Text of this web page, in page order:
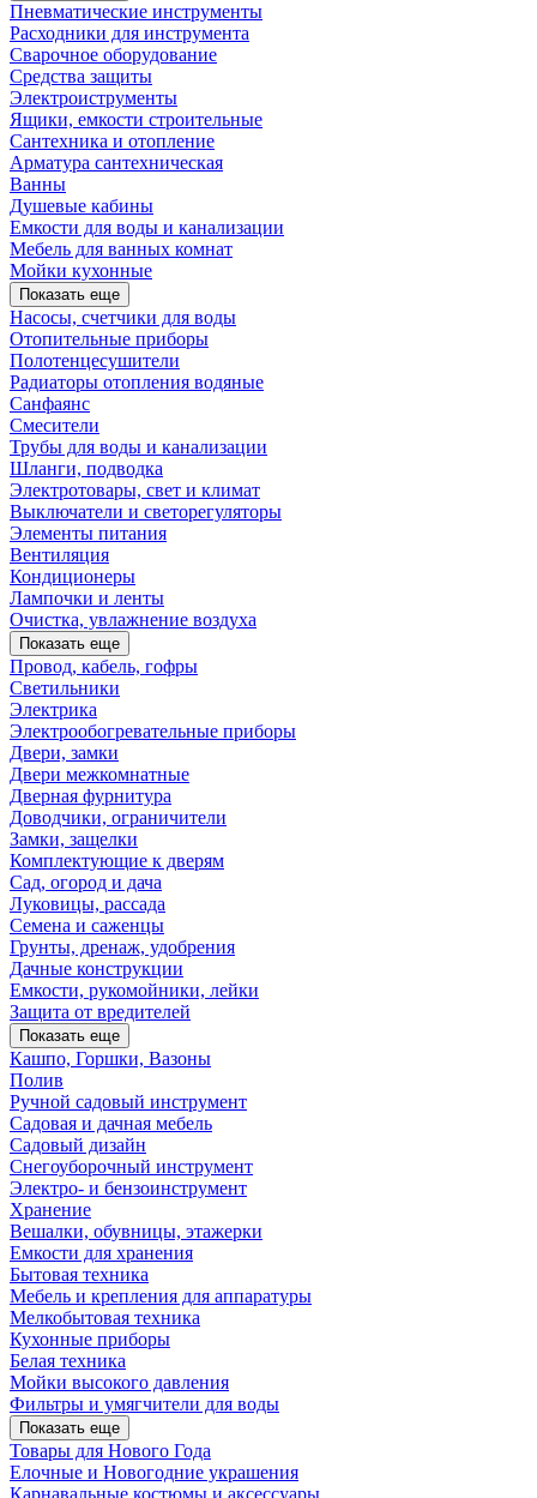
Пневматические инструменты
Расходники для инструмента
Сварочное оборудование
Средства защиты
Электроиструменты
Ящики, емкости строительные
Сантехника и отопление
Арматура сантехническая
Ванны
Душевые кабины
Емкости для воды и канализации
Мебель для ванных комнат
Мойки кухонные
Показать еще
Насосы, счетчики для воды
Отопительные приборы
Полотенцесушители
Радиаторы отопления водяные
Санфаянс
Смесители
Трубы для воды и канализации
Шланги, подводка
Электротовары, свет и климат
Выключатели и светорегуляторы
Элементы питания
Вентиляция
Кондиционеры
Лампочки и ленты
Очистка, увлажнение воздуха
Показать еще
Провод, кабель, гофры
Светильники
Электрика
Электрообогревательные приборы
Двери, замки
Двери межкомнатные
Дверная фурнитура
Доводчики, ограничители
Замки, защелки
Комплектующие к дверям
Сад, огород и дача
Луковицы, рассада
Семена и саженцы
Грунты, дренаж, удобрения
Дачные конструкции
Емкости, рукомойники, лейки
Защита от вредителей
Показать еще
Кашпо, Горшки, Вазоны
Полив
Ручной садовый инструмент
Садовая и дачная мебель
Садовый дизайн
Снегоуборочный инструмент
Электро- и бензоинструмент
Хранение
Вешалки, обувницы, этажерки
Емкости для хранения
Бытовая техника
Мебель и крепления для аппаратуры
Мелкобытовая техника
Кухонные приборы
Белая техника
Мойки высокого давления
Фильтры и умягчители для воды
Показать еще
Товары для Нового Года
Елочные и Новогодние украшения
Карнавальные костюмы и аксессуары